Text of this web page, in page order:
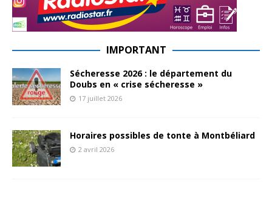
IMPORTANT
Sécheresse 2026 : le département du
Doubs en « crise sécheresse »
17 juillet 2026
Horaires possibles de tonte à Montbéliard
2 avril 2026